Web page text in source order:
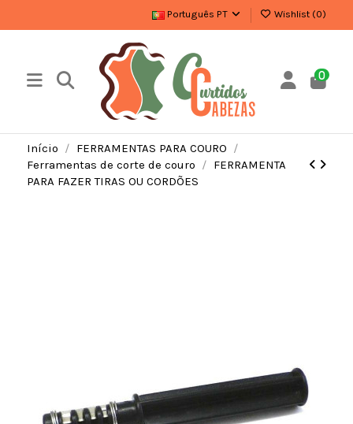
Português PT Wishlist (0)
0
Início
FERRAMENTAS PARA COURO
Ferramentas de corte de couro
FERRAMENTA
PARA FAZER TIRAS OU CORDÕES